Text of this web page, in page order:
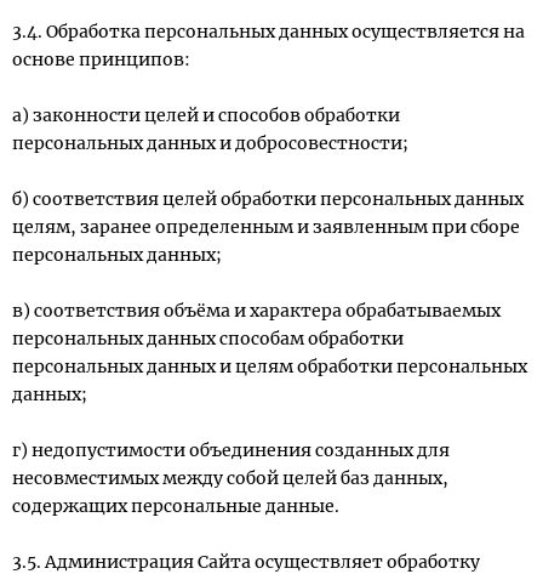
3.4. Обработка персональных данных осуществляется на
основе принципов:
а) законности целей и способов обработки
персональных данных и добросовестности;
б) соответствия целей обработки персональных данных
целям, заранее определенным и заявленным при сборе
персональных данных;
в) соответствия объёма и характера обрабатываемых
персональных данных способам обработки
персональных данных и целям обработки персональных
данных;
г) недопустимости объединения созданных для
несовместимых между собой целей баз данных,
содержащих персональные данные.
3.5. Администрация Сайта осуществляет обработку